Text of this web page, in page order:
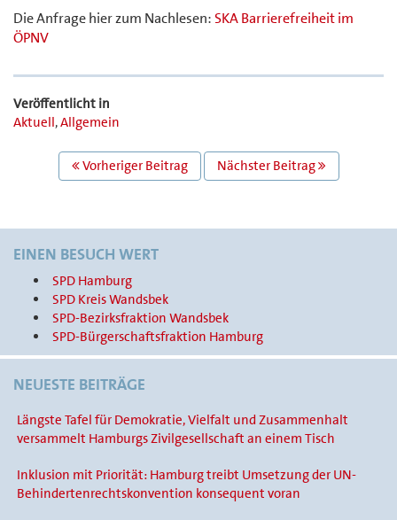
Die Anfrage hier zum Nachlesen:SKA Barrierefreiheit im
ÖPNV
Veröffentlicht in
Aktuell,Allgemein
BEITRAGS
NAVIGATION
Vorheriger Beitrag Nächster Beitrag
EINEN BESUCH WERT
SPD Hamburg
SPD Kreis Wandsbek
SPD-Bezirksfraktion Wandsbek
SPD-Bürgerschaftsfraktion Hamburg
NEUESTE BEITRÄGE
Längste Tafel für Demokratie, Vielfalt und Zusammenhalt
versammelt Hamburgs Zivilgesellschaft an einem Tisch
Inklusion mit Priorität: Hamburg treibt Umsetzung der UN-
Behindertenrechtskonvention konsequent voran